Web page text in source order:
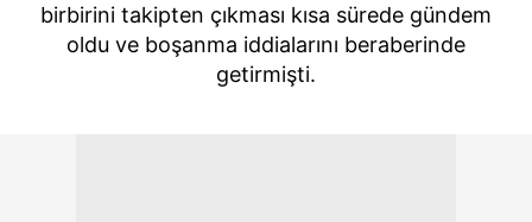
birbirini takipten çıkması kısa sürede gündem
oldu ve boşanma iddialarını beraberinde
getirmişti.